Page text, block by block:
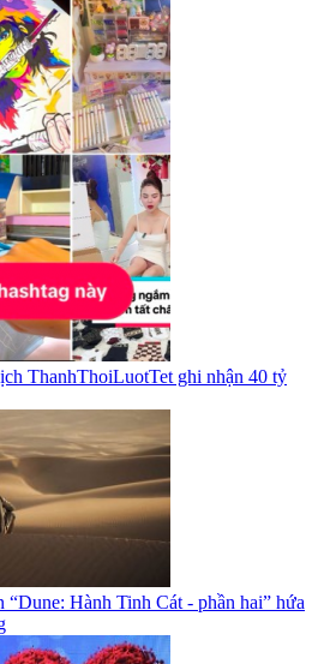
ThanhThoiLuotTet ghi nhận 40 tỷ
“Dune: Hành Tinh Cát - phần hai” hứa